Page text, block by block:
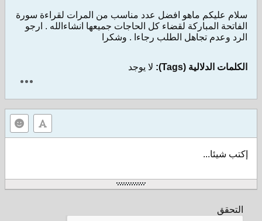
سلام عليكم ماهو افضل عدد مناسب من المرات لقراءة سورة
الفاتحة المباركة لقضاء كل الحاجات جميعها انشاءالله . ارجو
الرد وعدم تجاهل الطلب رجاءا . وشكرا
الكلمات الدلالية (Tags): لا يوجد
إكتب شيئا...
التحقق